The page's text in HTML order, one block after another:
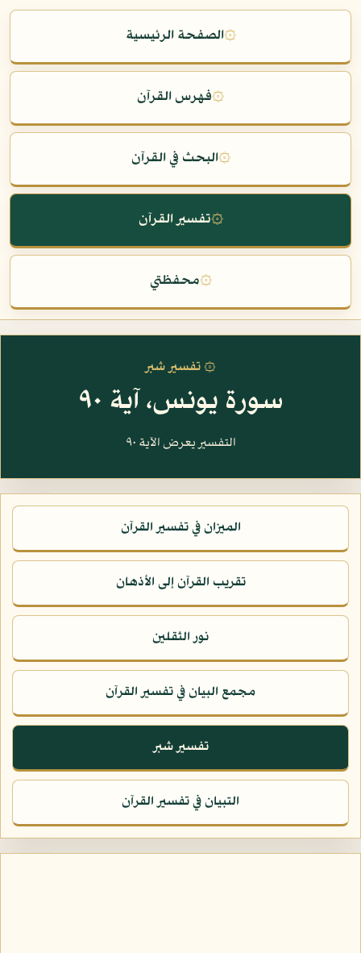
۞الصفحة الرئيسية
۞فهرس القرآن
۞البحث في القرآن
۞تفسير القرآن
۞محفظتي
۞ تفسير شبر
سورة يونس، آية ٩٠
التفسير يعرض الآية ٩٠
الميزان في تفسير القرآن
تقريب القرآن إلى الأذهان
نور الثقلين
مجمع البيان في تفسير القرآن
تفسير شبر
التبيان في تفسير القرآن